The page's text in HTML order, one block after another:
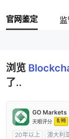
官网鉴定
浏览
了..
GO Markets
天眼评分 8.98
20年以上
澳大利